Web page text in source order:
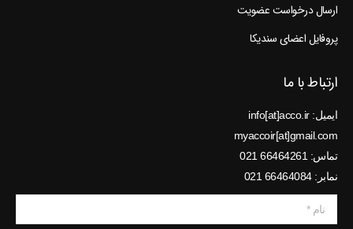
ارسال درخواست عضویت
پروفایل اعضای سندیکا
ارتباط با ما
ایمیل: info[at]acco.ir
myaccoir[at]gmail.com
تماس: 66464261 021
نمابر: 66464084 021
نام *